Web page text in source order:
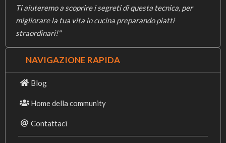
Ti aiuteremo a scoprire i segreti di questa tecnica, per
migliorare la tua vita in cucina preparando piatti
straordinari!"
NAVIGAZIONE RAPIDA
Blog
Home della community
Contattaci